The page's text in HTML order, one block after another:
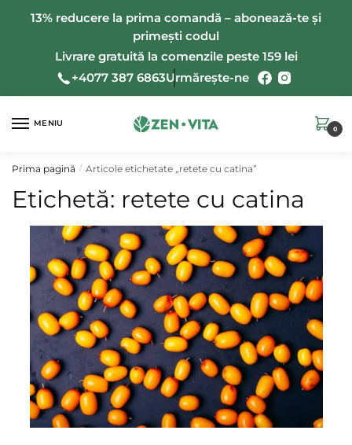
13% reducere la prima comandă – abonează-te și
primești codul
Livrare gratuită la comenzile peste 159 lei
+4077 387 6863Urmărește-ne
MENIU
0
Prima pagină / Articole etichetate „retete cu catina”
Etichetă: retete cu catina